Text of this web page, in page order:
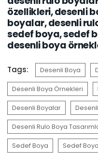
özellikleri, desenli
boyalar, desenli
sedef boya, sedef
desenli boya
Tags: Desenli Boya
Desenli Boya Örnekleri
Desenli Boyalar
Desenli Rulo Boya
Sedef Boya Sedef